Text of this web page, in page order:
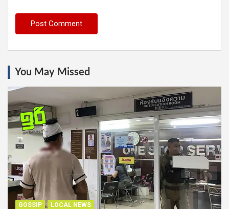
You May Missed
GOSSIP LOCAL NEWS